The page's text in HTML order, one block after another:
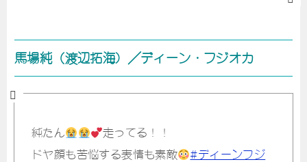
馬場純（渡辺拓海）／ディーン・フジオカ
純たん
走ってる！！
ドヤ顔も苦悩する表情も素敵
#ディーンフジ